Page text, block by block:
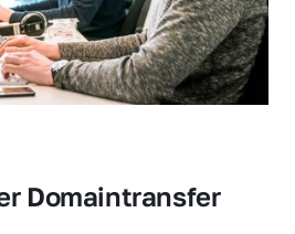
Domaintransfer